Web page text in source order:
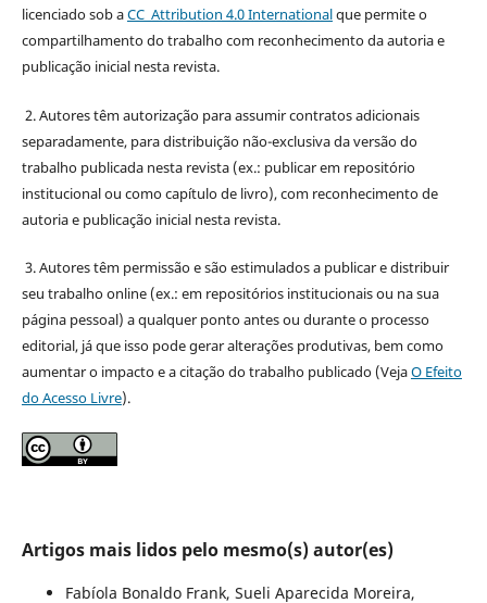
licenciado sob aCC Attribution 4.0 Internationalque permite o
compartilhamento do trabalho com reconhecimento da autoria e
publicação inicial nesta revista.
2. Autores têm autorização para assumir contratos adicionais
separadamente, para distribuição não-exclusiva da versão do
trabalho publicada nesta revista (ex.: publicar em repositório
institucional ou como capítulo de livro), com reconhecimento de
autoria e publicação inicial nesta revista.
3. Autores têm permissão e são estimulados a publicar e distribuir
seu trabalho online (ex.: em repositórios institucionais ou na sua
página pessoal) a qualquer ponto antes ou durante o processo
editorial, já que isso pode gerar alterações produtivas, bem como
aumentar o impacto e a citação do trabalho publicado (VejaO Efeito
do Acesso Livre).
Artigos mais lidos pelo mesmo(s) autor(es)
Fabíola Bonaldo Frank, Sueli Aparecida Moreira,